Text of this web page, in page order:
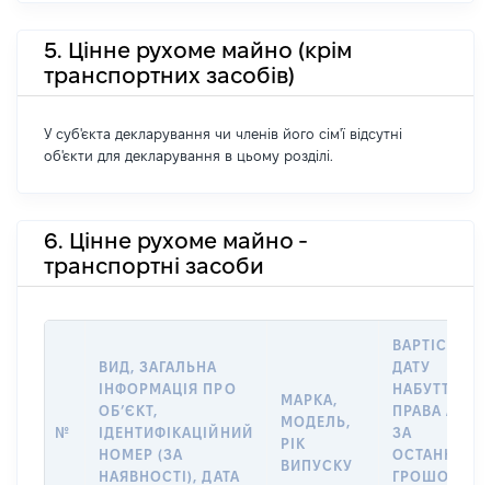
5. Цінне рухоме майно (крім
транспортних засобів)
У суб'єкта декларування чи членів його сім'ї відсутні
об'єкти для декларування в цьому розділі.
6. Цінне рухоме майно -
транспортні засоби
№
ВИД, ЗАГАЛЬНА
ІНФОРМАЦІЯ ПРО
ОБʼЄКТ,
ІДЕНТИФІКАЦІЙНИЙ
НОМЕР (ЗА
НАЯВНОСТІ), ДАТА
МАРКА,
МОДЕЛЬ,
РІК
ВИПУСКУ
ВАРТІСТЬ НА
ДАТУ
НАБУТТЯ
ПРАВА АБО
ЗА
ГРОШОВОЮ